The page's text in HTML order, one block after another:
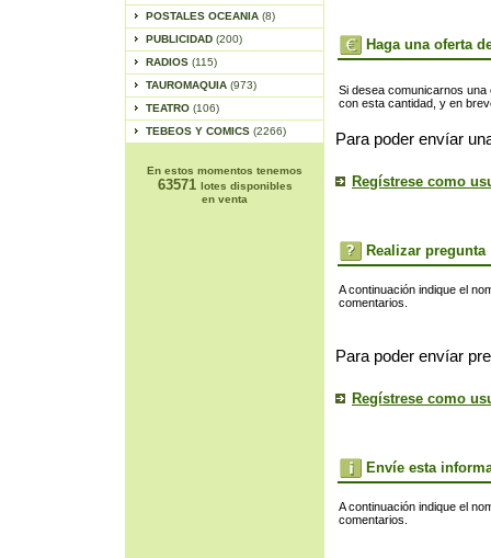
POSTALES OCEANIA (8)
PUBLICIDAD (200)
RADIOS (115)
TAUROMAQUIA (973)
TEATRO (106)
TEBEOS Y COMICS (2266)
En estos momentos tenemos
63571 lotes disponibles
en venta
Haga una oferta
Si desea comunicarnos
con esta cantidad, y en
Para poder envíar
Regístrese como
Realizar pregunta
A continuación indique el
comentarios.
Para poder envíar
Regístrese como
Envíe esta
A continuación indique el
comentarios.